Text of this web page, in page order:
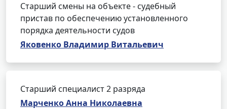
Старший смены на объекте - судебный
пристав по обеспечению установленного
порядка деятельности судов
Яковенко Владимир Витальевич
Старший специалист 2 разряда
Марченко Анна Николаевна